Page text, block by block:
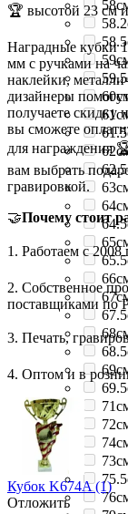
🏆 высотой 23 см
Наградные кубки
мм с ручками на
наклейки,
дизайнеры
получаете скидку
вы сможете
для награждения
вам выбрать
гравировкой.
🤝Почему стоит
1. Работаем с 2008
2. Собственное
поставщиками по
3. Печать,
4. Оптом и в
Кубок K674A (1)
Отложить